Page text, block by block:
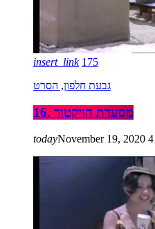
insert_link 175
גבעת חלפון, הסרט
16. מסעדת הויקטור
todayNovember 19, 2020